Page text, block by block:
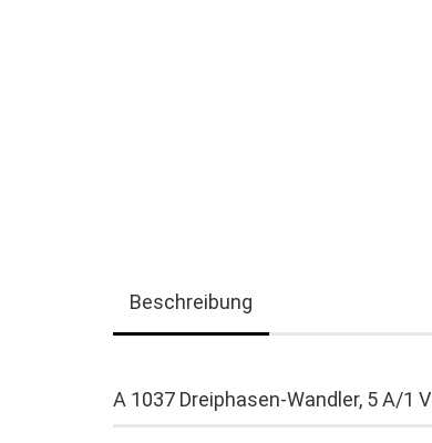
Beschreibung
A 1037 Dreiphasen-Wandler, 5 A/1 V